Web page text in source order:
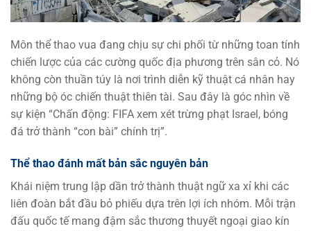
Môn thể thao vua đang chịu sự chi phối từ những toan tính
chiến lược của các cường quốc địa phương trên sân cỏ. Nó
không còn thuần túy là nơi trình diễn kỹ thuật cá nhân hay
những bộ óc chiến thuật thiên tài. Sau đây là góc nhìn về
sự kiện “Chấn động: FIFA xem xét trừng phạt Israel, bóng
đá trở thành “con bài” chính trị”.
Thể thao đánh mất bản sắc nguyên bản
Khái niệm trung lập dần trở thành thuật ngữ xa xỉ khi các
liên đoàn bắt đầu bỏ phiếu dựa trên lợi ích nhóm. Mỗi trận
đấu quốc tế mang đậm sắc thương thuyết ngoại giao kín